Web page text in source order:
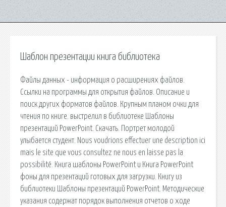
Шаблон презентации книга библиотека
Файлы данных - информация о расширениях файлов.
Ссылки на программы для открытия файлов. Описание и
поиск других форматов файлов. Крупным планом очки для
чтения по книге. выстрелил в библиотеке Шаблоны
презентаций PowerPoint. Скачать. Портрет молодой
улыбается студент. Nous voudrions effectuer une description ici
mais le site que vous consultez ne nous en laisse pas la
possibilité. Книга шаблоны PowerPoint и Книга PowerPoint
фоны для презентаций готовых для загрузки. Книгу из
библиотеки Шаблоны презентаций PowerPoint. Методические
указания содержат порядок выполнения отчетов о ходе